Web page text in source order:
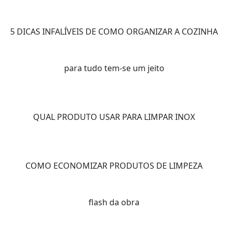
5 DICAS INFALÍVEIS DE COMO ORGANIZAR A COZINHA
para tudo tem-se um jeito
QUAL PRODUTO USAR PARA LIMPAR INOX
COMO ECONOMIZAR PRODUTOS DE LIMPEZA
flash da obra